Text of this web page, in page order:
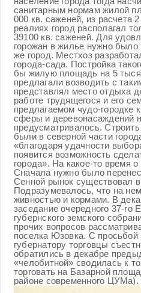
санитарным нормам жилой
000 кв. саженей, из расчета
реалиях город располагал
39100 кв. саженей. Для
горожан в жилье нужно
же город. Местхоз
города-сада. Постройка
бы жилую площадь на 5
предлагали возводить с
представлял место отдыха
работе трудящегося и его
предлагаемом чудо-городке
сферы и деревонасаждений
предусматривалось.
были в северной части
«благодаря удачности
появится возможность
города». На какое-то время
Сначала нужно было
Сенной рынок существовал
Подразумевалось, что на
живностью и кормами. В
заседание очередного 37-го
губернского земского
прочих вопросов
поселка Юзовка. С просьбой
губернатору торговцы
обратились в декабре
«челобитной» сводилась к
торговать на Базарной
районе современного ЦУМа).